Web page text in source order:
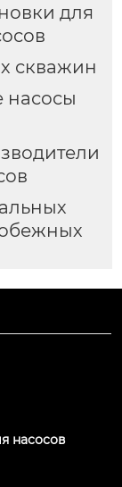
для
скважин
насосы
насосов